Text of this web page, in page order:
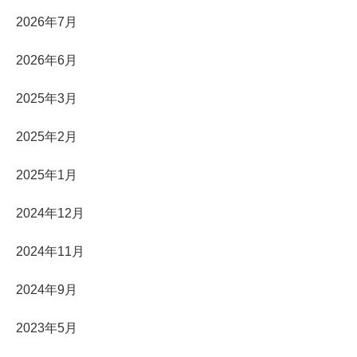
2026年7月
2026年6月
2025年3月
2025年2月
2025年1月
2024年12月
2024年11月
2024年9月
2023年5月